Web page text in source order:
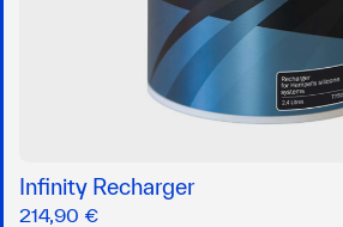
Infinity Recharger
214,90 €